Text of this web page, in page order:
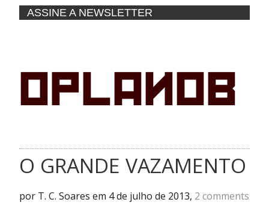
ASSINE A NEWSLETTER
O GRANDE VAZAMENTO
por T. C. Soares em 4 de julho de 2013, 2 comments